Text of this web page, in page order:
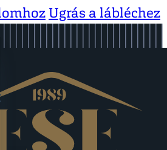
Ugrás a lábléchez